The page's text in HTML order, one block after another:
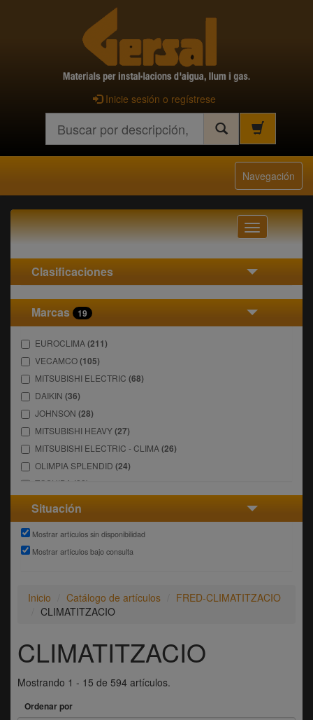
Inicie sesión o regístrese
Navegación
Navegación
Clasificaciones
Marcas 19
EUROCLIMA(211)
VECAMCO(105)
MITSUBISHI ELECTRIC (68)
DAIKIN (36)
JOHNSON (28)
MITSUBISHI HEAVY(27)
MITSUBISHI ELECTRIC - CLIMA(26)
OLIMPIA SPLENDID (24)
TOSHIBA (22)
WIPCOOL(7)
HONEYWELL(6)
SAUNIER DUVAL(3)
LITTLE GIANT(1)
Situación
Mostrar artículos sin disponibilidad
Mostrar artículos bajo consulta
Inicio Catálogo de artículos
FRED-CLIMATITZACIO
CLIMATITZACIO
CLIMATITZACIO
Mostrando 1 - 15 de 594 artículos.
Ordenar por